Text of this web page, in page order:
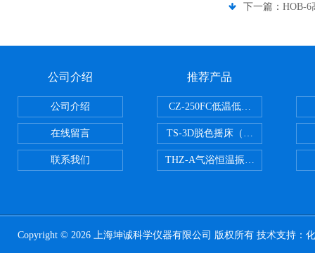
下一篇： HOB-6
公司介绍
公司介绍
在线留言
联系我们
推荐产品
CZ-250FC低温低湿种子储藏柜
TS-3D脱色摇床（三维运动）
THZ-A气浴恒温振荡器
Copyright © 2026 上海坤诚科学仪器有限公司 版权所有 技术支持：